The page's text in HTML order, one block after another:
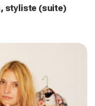
styliste (suite)